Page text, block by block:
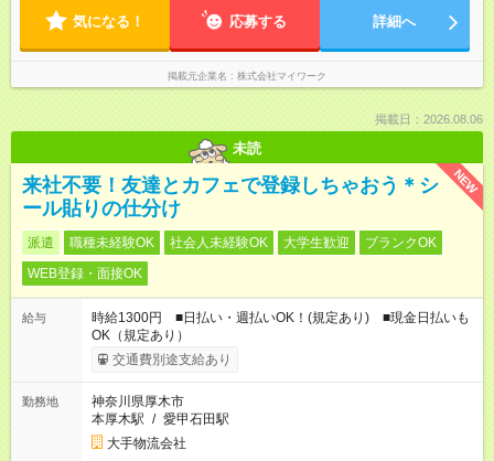
気になる！ 応募する 詳細へ
掲載元企業名 株式会社マイワーク
掲載日：2026.08.06
未読
NEW
来社不要！友達とカフェで登録しちゃおう＊シ
ール貼りの仕分け
派遣 職種未経験OK 社会人未経験OK 大学生歓迎
ブランクOK
WEB登録・面接OK
給与
時給1300円 ■日払い・週払いOK！(規定あり) ■現金日払いも
OK（規定あり）
交通費別途支給あり
勤務地
神奈川県厚木市
本厚木駅 / 愛甲石田駅
大手物流会社